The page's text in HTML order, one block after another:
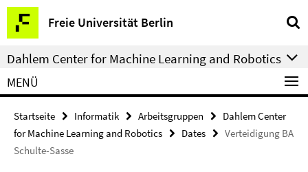
Springe
direkt
zu
Inhalt
Freie Universität Berlin
Service-
Navigation
Dahlem Center for Machine Learning and Robotics
MENÜ
Startseite Informatik Arbeitsgruppen
Dahlem Center
for Machine Learning and Robotics
Dates
Verteidigung BA
Schulte-Sasse